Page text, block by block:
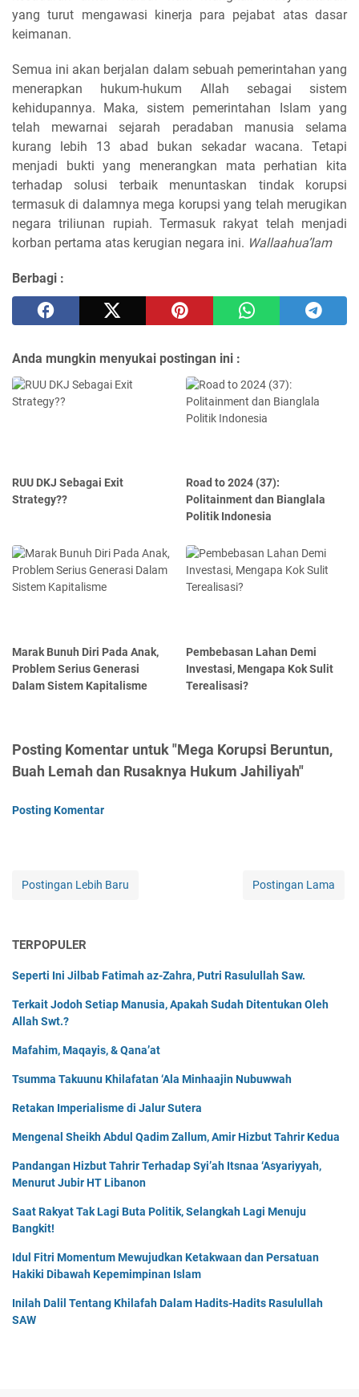
yang turut mengawasi kinerja para pejabat atas dasar
keimanan.
Semua ini akan berjalan dalam sebuah pemerintahan yang
menerapkan hukum-hukum Allah sebagai sistem
kehidupannya. Maka, sistem pemerintahan Islam yang
telah mewarnai sejarah peradaban manusia selama
kurang lebih 13 abad bukan sekadar wacana. Tetapi
menjadi bukti yang menerangkan mata perhatian kita
terhadap solusi terbaik menuntaskan tindak korupsi
termasuk di dalamnya mega korupsi yang telah merugikan
negara triliunan rupiah. Termasuk rakyat telah menjadi
korban pertama atas kerugian negara ini. Wallaahua’lam
Berbagi :
Anda mungkin menyukai postingan ini :
RUU DKJ Sebagai Exit
Strategy??
Road to 2024 (37):
Politainment dan Bianglala
Politik Indonesia
Marak Bunuh Diri Pada Anak,
Problem Serius Generasi
Dalam Sistem Kapitalisme
Pembebasan Lahan Demi
Investasi, Mengapa Kok Sulit
Terealisasi?
Posting Komentar untuk "Mega Korupsi Beruntun,
Buah Lemah dan Rusaknya Hukum Jahiliyah"
Posting Komentar
Postingan Lebih Baru Postingan Lama
TERPOPULER
Seperti Ini Jilbab Fatimah az-Zahra, Putri Rasulullah Saw.
Terkait Jodoh Setiap Manusia, Apakah Sudah Ditentukan Oleh
Allah Swt.?
Mafahim, Maqayis, & Qana’at
Tsumma Takuunu Khilafatan ‘Ala Minhaajin Nubuwwah
Retakan Imperialisme di Jalur Sutera
Mengenal Sheikh Abdul Qadim Zallum, Amir Hizbut Tahrir Kedua
Pandangan Hizbut Tahrir Terhadap Syi’ah Itsnaa ‘Asyariyyah,
Menurut Jubir HT Libanon
Saat Rakyat Tak Lagi Buta Politik, Selangkah Lagi Menuju
Bangkit!
Idul Fitri Momentum Mewujudkan Ketakwaan dan Persatuan
Hakiki Dibawah Kepemimpinan Islam
Inilah Dalil Tentang Khilafah Dalam Hadits-Hadits Rasulullah
SAW